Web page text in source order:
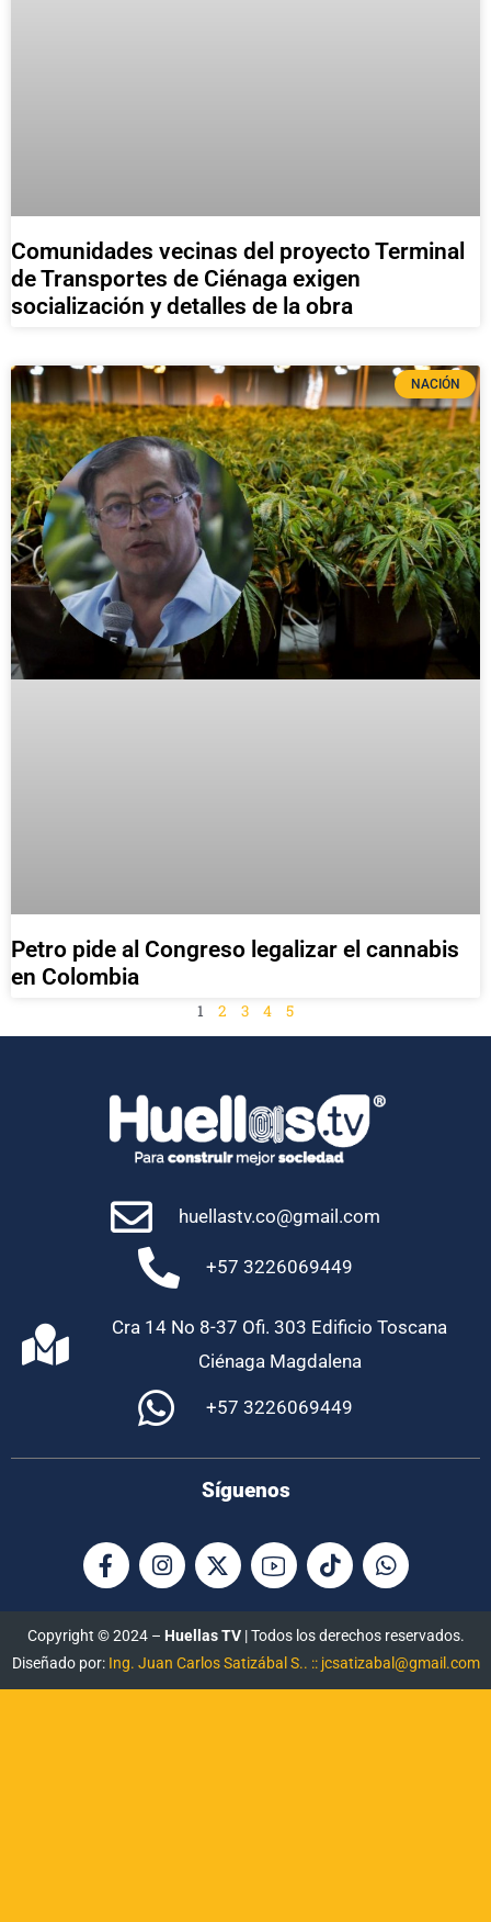
Comunidades vecinas del proyecto Terminal
de Transportes de Ciénaga exigen
socialización y detalles de la obra
NACIÓN
Petro pide al Congreso legalizar el cannabis
en Colombia
1 2 3 4 5
huellastv.co@gmail.com
+57 3226069449
Cra 14 No 8-37 Ofi. 303 Edificio Toscana
Ciénaga Magdalena
+57 3226069449
Síguenos
Copyright © 2024 – Huellas TV| Todos los derechos reservados.
Diseñado por: Ing. Juan Carlos Satizábal S.. :: jcsatizabal@gmail.com